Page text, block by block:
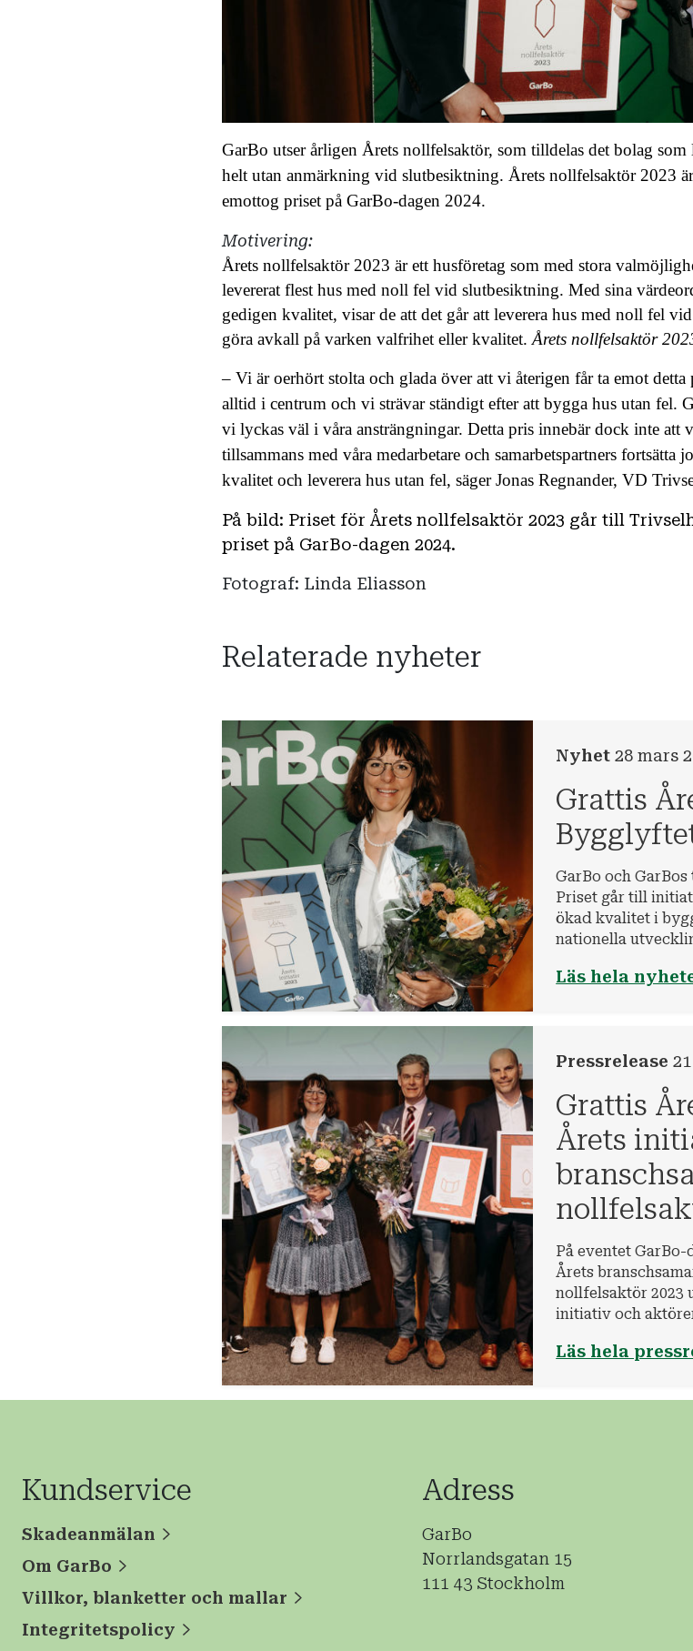
GarBo utser årligen Årets nollfelsaktör, som tilldelas det bolag som
helt utan anmärkning vid slutbesiktning. Årets nollfelsaktör 2023
emottog priset på GarBo-dagen 2024.
Motivering:
Årets nollfelsaktör 2023 är ett husföretag som med stora
levererat flest hus med noll fel vid slutbesiktning. Med sina
gedigen kvalitet, visar de att det går att leverera hus med noll fel
göra avkall på varken valfrihet eller kvalitet. Årets nollfelsaktör
– Vi är oerhört stolta och glada över att vi återigen får ta emot detta
alltid i centrum och vi strävar ständigt efter att bygga hus utan fel.
vi lyckas väl i våra ansträngningar. Detta pris innebär dock inte att
tillsammans med våra medarbetare och samarbetspartners fortsätta
kvalitet och leverera hus utan fel, säger Jonas Regnander, VD
På bild: Priset för Årets nollfelsaktör 2023 går till
priset på GarBo-dagen 2024.
Fotograf: Linda Eliasson
Relaterade nyheter
Nyhet 28 mars
Grattis
GarBo och
Priset går till
ökad kvalitet i
nationella
Läs hela
Pressrelease
Grattis
Årets
På eventet GarBo-
Årets
nollfelsaktör 2023
initiativ och
kunna bygga, bo
Läs hela
Kundservice
Skadeanmälan
Om GarBo
Villkor, blanketter och mallar
Integritetspolicy
Adress
GarBo
Norrlandsgatan 15
111 43 Stockholm